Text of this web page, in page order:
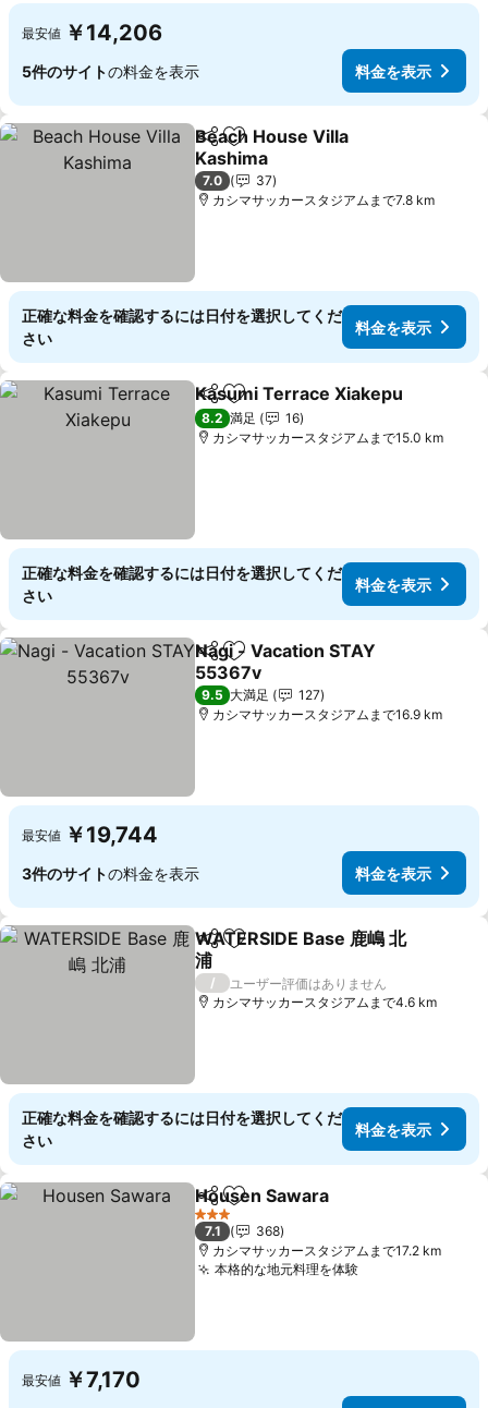
最安値 ￥14,206
5件のサイトの料金を表示 料金を表示
シェアお気に入りに追加
Beach House Villa
Kashima
料金を表示
7.0
37
カシマサッカースタジアムまで7.8 km
正確な料金を確認するには日付を選択してくだ
さい
料金を表示
シェアお気に入りに追加
Kasumi Terrace Xiakepu
8.2 満足
16
カシマサッカースタジアムまで15.0 km
正確な料金を確認するには日付を選択してくだ
さい
料金を表示
シェアお気に入りに追加
Nagi - Vacation STAY
55367v
料金を表示
9.5 大満足
127
カシマサッカースタジアムまで16.9 km
最安値 ￥19,744
3件のサイトの料金を表示 料金を表示
シェアお気に入りに追加
WATERSIDE Base 鹿嶋 北
浦
料金を表示
/
ユーザー評価はありません
カシマサッカースタジアムまで4.6 km
正確な料金を確認するには日付を選択してくだ
さい
料金を表示
シェアお気に入りに追加
Housen Sawara
3 ホテルのランク
7.1
368
カシマサッカースタジアムまで17.2 km
本格的な地元料理を体験料金を表示
最安値 ￥7,170